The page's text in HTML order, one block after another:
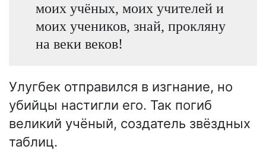
моих учёных, моих учителей и
моих учеников, знай, прокляну
на веки веков!
Улугбек отправился в изгнание, но
убийцы настигли его. Так погиб
великий учёный, создатель звёздных
таблиц.